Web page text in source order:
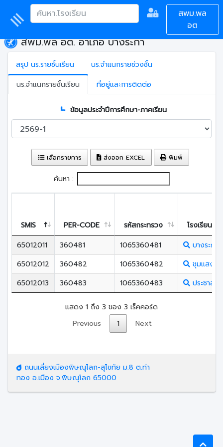
สพม.พล
อต
สพม.พล อต. อำเภอ บางระกำ
สรุป นร.รายชั้นเรียน
นร.จำแนกรายช่วงชั้น
นร.จำแนกรายชั้นเรียน
ที่อยู่และการติดต่อ
ข้อมูลประจำปีการศึกษา-ภาคเรียน
เลือกรายการ ส่งออก EXCEL พิมพ์
ค้นหา :
SMIS PER-CODE รหัสกระทรวง
โรงเรียน
65012011
360481 1065360481
บางระกำ
65012012
360482 1065360482
ชุมแสงส
65012013
360483 1065360483 ประชาสง
แสดง 1 ถึง 3 ของ 3 เร็คคอร์ด
Previous
1 Next
ถนนเลี่ยงเมืองพิษณุโลก-สุโขทัย ม.8 ต.ท่า
ทอง อ.เมือง จ.พิษณุโลก 65000